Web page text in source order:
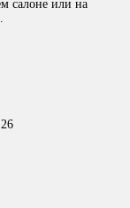
салоне или на